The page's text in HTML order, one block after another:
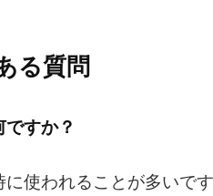
る質問
すか？
使われることが多いです